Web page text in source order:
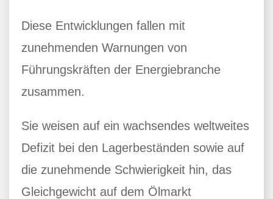
Diese Entwicklungen fallen mit
zunehmenden Warnungen von
Führungskräften der Energiebranche
zusammen.
Sie weisen auf ein wachsendes weltweites
Defizit bei den Lagerbeständen sowie auf
die zunehmende Schwierigkeit hin, das
Gleichgewicht auf dem Ölmarkt